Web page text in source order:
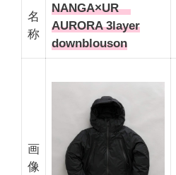
名
称
NANGA×UR
AURORA 3layer
downblouson
画
像